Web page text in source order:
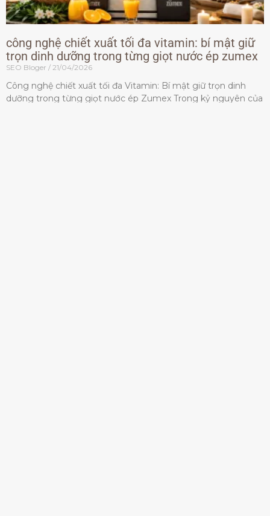
công nghệ chiết xuất tối đa vitamin: bí mật giữ
trọn dinh dưỡng trong từng giọt nước ép zumex
SEO Bloger 21/04/2026
Công nghệ chiết xuất tối đa Vitamin: Bí mật giữ trọn dinh
dưỡng trong từng giọt nước ép Zumex Trong kỷ nguyên của